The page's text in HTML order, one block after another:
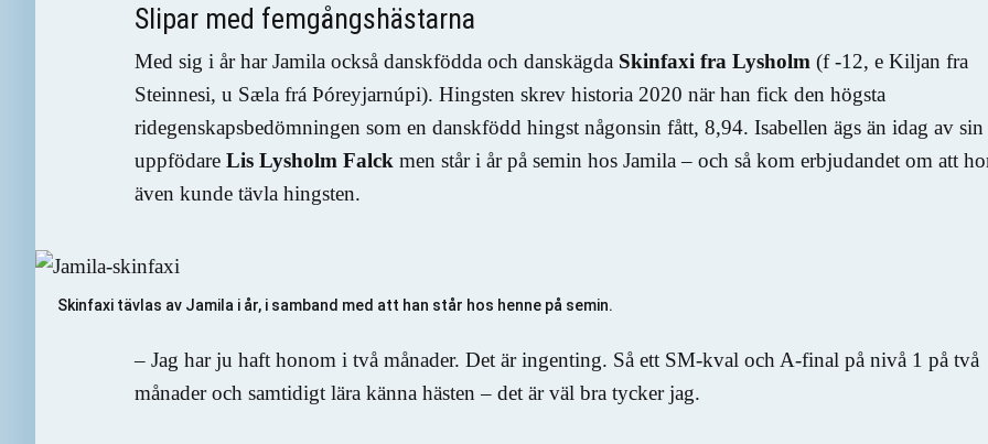
Slipar med femgångshästarna
Med sig i år har Jamila också danskfödda och danskägda Skinfaxi fra Lysholm (f -12, e Kiljan fra
Steinnesi, u Sæla frá Þóreyjarnúpi). Hingsten skrev historia 2020 när han fick den högsta
ridegenskapsbedömningen som en danskfödd hingst någonsin fått, 8,94. Isabellen ägs än idag av sin
uppfödare Lis Lysholm Falck men står i år på semin hos Jamila – och så kom erbjudandet om att
även kunde tävla hingsten.
Skinfaxi tävlas av Jamila i år, i samband med att han står hos henne på semin.
– Jag har ju haft honom i två månader. Det är ingenting. Så ett SM-kval och A-final på nivå 1 på två
månader och samtidigt lära känna hästen – det är väl bra tycker jag.